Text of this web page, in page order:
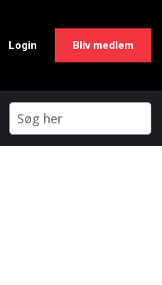
Login Bliv medlem